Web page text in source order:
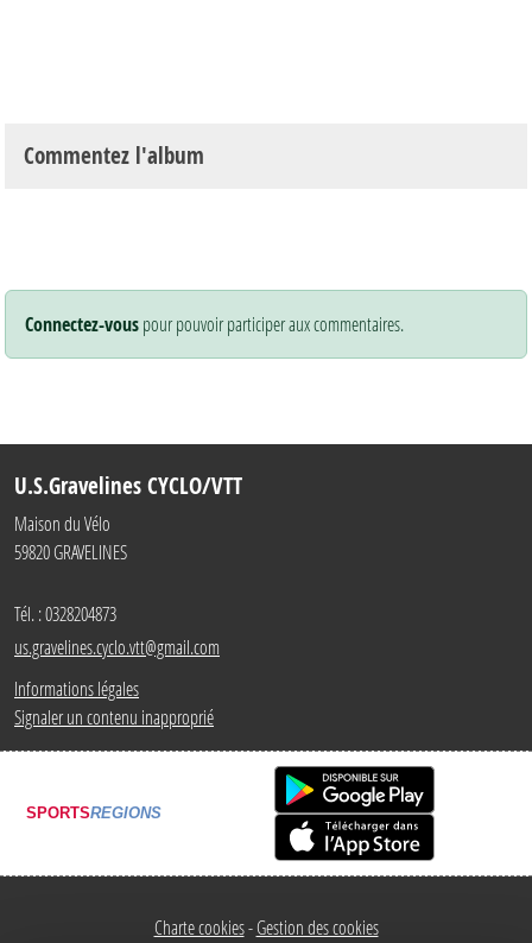
Commentez l'album
Connectez-vouspour pouvoir participer aux commentaires.
U.S.Gravelines CYCLO/VTT
Maison du Vélo
59820GRAVELINES
Tél. :0328204873
us.gravelines.cyclo.vtt@gmail.com
Informations légales
Signaler un contenu inapproprié
SPORTSREGIONS
Charte cookies Gestion des cookies